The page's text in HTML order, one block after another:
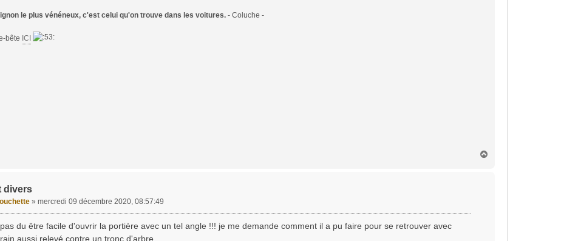
le plus vénéneux, c'est celui qu'on trouve dans les voitures. - Coluche -
bête ICI
divers
» mercredi 09 décembre 2020, 08:57:49
du être facile d'ouvrir la portière avec un tel angle !!! je me demande comment il a pu faire pour se retrouver avec
aussi relevé contre un tronc d'arbre..